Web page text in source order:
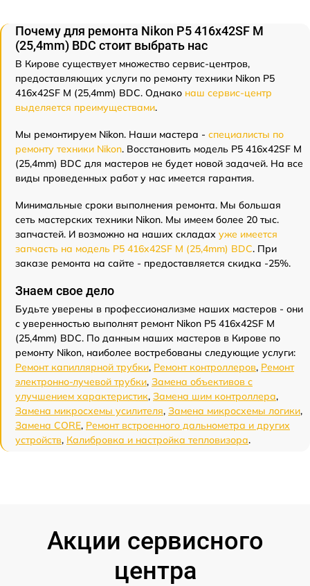
Почему для ремонта Nikon P5 416x42SF M
(25,4mm) BDC стоит выбрать нас
В Кирове существует множество сервис-центров,
предоставляющих услуги по ремонту техники Nikon P5
416x42SF M (25,4mm) BDC. Однако наш сервис-центр
выделяется преимуществами.
Мы ремонтируем Nikon. Наши мастера - специалисты по
ремонту техники Nikon. Восстановить модель P5 416x42SF M
(25,4mm) BDC для мастеров не будет новой задачей. На все
виды проведенных работ у нас имеется гарантия.
Минимальные сроки выполнения ремонта. Мы большая
сеть мастерских техники Nikon. Мы имеем более 20 тыс.
запчастей. И возможно на наших складах уже имеется
запчасть на модель P5 416x42SF M (25,4mm) BDC. При
заказе ремонта на сайте - предоставляется скидка -25%.
Знаем свое дело
Будьте уверены в профессионализме наших мастеров - они
с уверенностью выполнят ремонт Nikon P5 416x42SF M
(25,4mm) BDC. По данным наших мастеров в Кирове по
ремонту Nikon, наиболее востребованы следующие услуги:
Ремонт капиллярной трубки, Ремонт контроллеров, Ремонт
электронно-лучевой трубки, Замена объективов с
улучшением характеристик, Замена шим контроллера,
Замена микросхемы усилителя, Замена микросхемы логики,
Замена CORE, Ремонт встроенного дальнометра и других
устройств, Калибровка и настройка тепловизора.
Акции сервисного
центра